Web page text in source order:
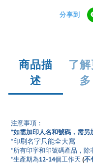
分享到
商品描
述
了
多
注意事項：
*如需加印人名和號碼，需另
*印刷名字只能全大寫
*所有印字和印號碼產品 ，
*生產期為12-14個工作天 (不